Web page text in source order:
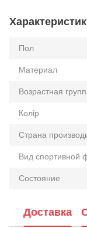
Пол
Материал
Возрастная
Колір
Страна
Вид спортивной
Состояние
Доставка